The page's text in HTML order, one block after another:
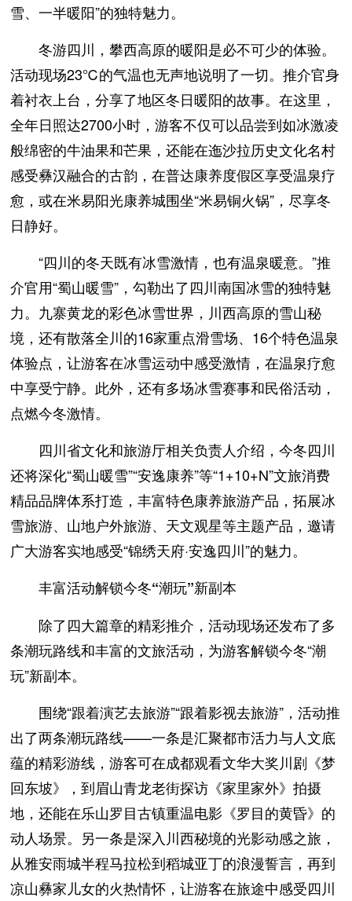
雪、一半暖阳”的独特魅力。
冬游四川，攀西高原的暖阳是必不可少的体验。
活动现场23℃的气温也无声地说明了一切。推介官身
着衬衣上台，分享了地区冬日暖阳的故事。在这里，
全年日照达2700小时，游客不仅可以品尝到如冰激凌
般绵密的牛油果和芒果，还能在迤沙拉历史文化名村
感受彝汉融合的古韵，在普达康养度假区享受温泉疗
愈，或在米易阳光康养城围坐“米易铜火锅”，尽享冬
日静好。
“四川的冬天既有冰雪激情，也有温泉暖意。”推
介官用“蜀山暖雪”，勾勒出了四川南国冰雪的独特魅
力。九寨黄龙的彩色冰雪世界，川西高原的雪山秘
境，还有散落全川的16家重点滑雪场、16个特色温泉
体验点，让游客在冰雪运动中感受激情，在温泉疗愈
中享受宁静。此外，还有多场冰雪赛事和民俗活动，
点燃今冬激情。
四川省文化和旅游厅相关负责人介绍，今冬四川
还将深化“蜀山暖雪”“安逸康养”等“1+10+N”文旅消费
精品品牌体系打造，丰富特色康养旅游产品，拓展冰
雪旅游、山地户外旅游、天文观星等主题产品，邀请
广大游客实地感受“锦绣天府·安逸四川”的魅力。
丰富活动解锁今冬“潮玩”新副本
除了四大篇章的精彩推介，活动现场还发布了多
条潮玩路线和丰富的文旅活动，为游客解锁今冬“潮
玩”新副本。
围绕“跟着演艺去旅游”“跟着影视去旅游”，活动推
出了两条潮玩路线——一条是汇聚都市活力与人文底
蕴的精彩游线，游客可在成都观看文华大奖川剧《梦
回东坡》，到眉山青龙老街探访《家里家外》拍摄
地，还能在乐山罗目古镇重温电影《罗目的黄昏》的
动人场景。另一条是深入川西秘境的光影动感之旅，
从雅安雨城半程马拉松到稻城亚丁的浪漫誓言，再到
凉山彝家儿女的火热情怀，让游客在旅途中感受四川